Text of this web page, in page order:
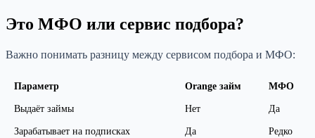
Это МФО или сервис подбора?
Важно понимать разницу между сервисом подбора и МФО:
Параметр Orange займ МФО
Выдаёт займы Нет Да
Зарабатывает на подписках Да Редко